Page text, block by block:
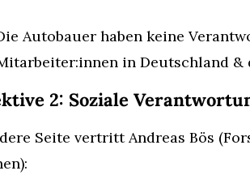
Autobauer haben keine
in Deutschland &
2: Soziale
Seite vertritt Andreas Bös